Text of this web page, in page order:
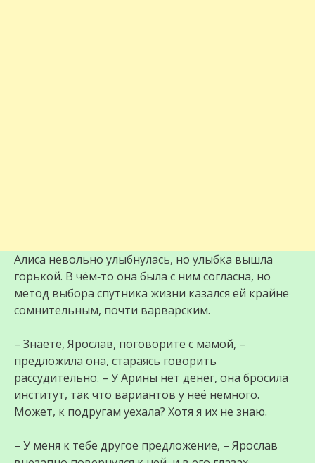
Алиса невольно улыбнулась, но улыбка вышла
горькой. В чём‑то она была с ним согласна, но
метод выбора спутника жизни казался ей крайне
сомнительным, почти варварским.
– Знаете, Ярослав, поговорите с мамой, –
предложила она, стараясь говорить
рассудительно. – У Арины нет денег, она бросила
институт, так что вариантов у неё немного.
Может, к подругам уехала? Хотя я их не знаю.
– У меня к тебе другое предложение, – Ярослав